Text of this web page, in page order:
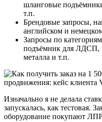
шланговые
т.п.
Брендовые запросы,
английском и
Запросы по
подъёмник для ЛДСП,
металла и т.п.
Изначально я не делала
запускалась, как тестовая.
оборудование покупают